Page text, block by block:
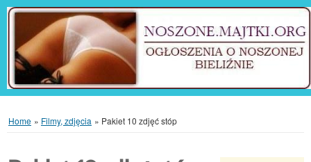
Home » Filmy, zdjęcia » Pakiet 10 zdjęć stóp